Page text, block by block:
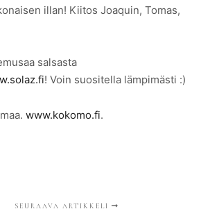
illan! Kiitos Joaquin, Tomas,
salsasta
! Voin suositella lämpimästi :)
www.kokomo.fi.
SEURAAVA ARTIKKELI